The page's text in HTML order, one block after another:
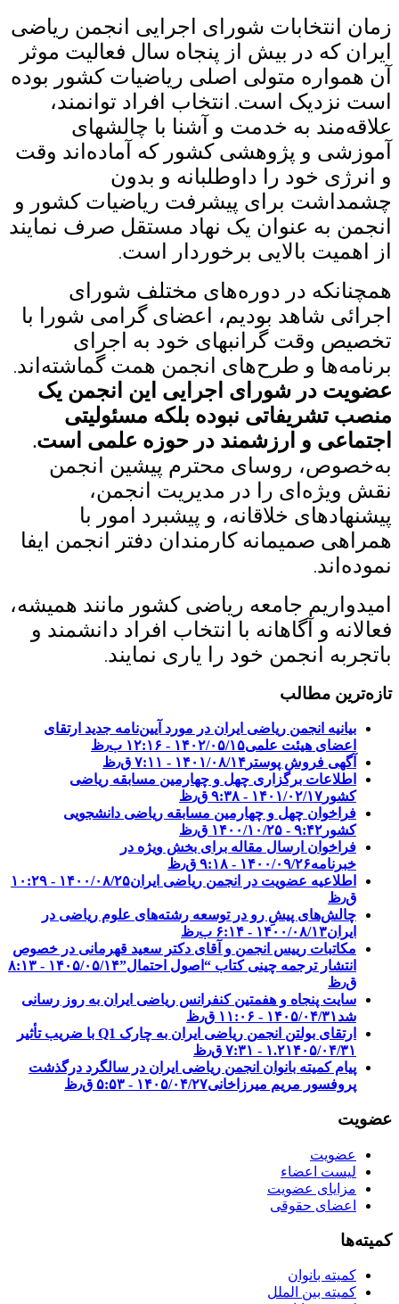
زمان انتخابات شورای اجرایی انجمن ریاضی
ایران که در بیش از پنجاه سال فعالیت موثر
آن همواره متولی اصلی ریاضیات کشور بوده
است نزدیک است.
انتخاب افراد توانمند،
علاقه‌مند به خدمت و آشنا با چالشهای
آموزشی و پژوهشی کشور که آماده‌اند وقت
و انرژی خود را داوطلبانه و بدون
چشمداشت برای پیشرفت ریاضیات کشور و
انجمن به عنوان یک نهاد مستقل صرف نمایند
از اهمیت بالایی برخوردار است.
همچنانکه در دوره‌های مختلف شورای
اجرائی شاهد بودیم، اعضای گرامی شورا با
تخصیص وقت گرانبهای خود به اجرای
برنامه‌ها و طرح‌های انجمن همت گماشته اند.
عضویت در شورای اجرایی این انجمن یک
منصب تشریفاتی نبوده بلکه مسئولیتی
اجتماعی و ارزشمند در حوزه علمی است.
به‌خصوص، روسای محترم پیشین انجمن
نقش ویژه‌ای را در مدیریت انجمن،
پیشنهادهای خلاقانه، و پیشبرد امور با
همراهی صمیمانه کارمندان دفتر انجمن ایفا
نموده‌اند.
امیدواریم جامعه ریاضی کشور مانند همیشه،
فعالانه و آگاهانه با انتخاب افراد دانشمند و
باتجربه انجمن خود را یاری نمایند.
تازه‌ترین مطالب
بیانیه انجمن ریاضی ایران در مورد آیین‌نامه جدید ارتقای
اعضای هیئت علمی۱۴۰۲/۰۵/۱۵ - ۱۲:۱۶ ب٫ظ
آگهی فروش پوستر ۱۴۰۱/۰۸/۱۴ - ۷:۱۱ ق٫ظ
اطلاعات برگزاری چهل و چهارمین مسابقه ریاضی
کشور ۱۴۰۱/۰۲/۱۷ - ۹:۳۸ ق٫ظ
فراخوان چهل و چهارمین مسابقه ریاضی دانشجویی
کشور‎‎ ۱۴۰۰/۱۰/۲۵ - ۹:۴۲ ق٫ظ
فراخوان ارسال مقاله برای بخش ویژه در
خبرنامه۱۴۰۰/۰۹/۲۶ - ۹:۱۸ ق٫ظ
اطلاعیه عضویت در انجمن ریاضی ایران
۱۴۰۰/۰۸/۲۵ - ۱۰:۲۹
ق٫ظ
چالش‌های پیشِ رو در توسعه رشته‌های علوم ریاضی در
ایران۱۴۰۰/۰۸/۱۳ - ۶:۱۴ ب٫ظ
مکاتبات رییس انجمن و آقای دکتر سعید قهرمانی در خصوص
انتشار ترجمه چینی کتاب “اصول احتمال”
۱۴۰۵/۰۵/۱۴ - ۸:۱۳
ق٫ظ
سایت پنجاه و هفمتین کنفرانس ریاضی ایران به روز رسانی
شد۱۴۰۵/۰۴/۳۱ - ۱۱:۰۶ ق٫ظ
ارتقای بولتن انجمن ریاضی ایران به چارک Q1 با ضریب تأثیر
۱.۲۱۴۰۵/۰۴/۳۱ - ۷:۳۱ ق٫ظ
پیام کمیته بانوان انجمن ریاضی ایران در سالگرد درگذشت
پروفسور مریم میرزاخانی۱۴۰۵/۰۴/۲۷ - ۵:۵۳ ق٫ظ
عضویت
عضویت
لیست اعضاء
مزایای عضویت
اعضای حقوقی
کمیته‌ها
کمیته بانوان
کمیته بین الملل